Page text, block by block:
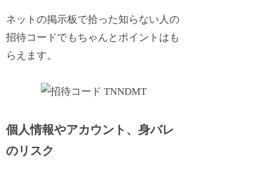
ネットの掲示板で拾った知らない人の
招待コードでもちゃんとポイントはも
らえます。
個人情報やアカウント、身バレ
のリスク